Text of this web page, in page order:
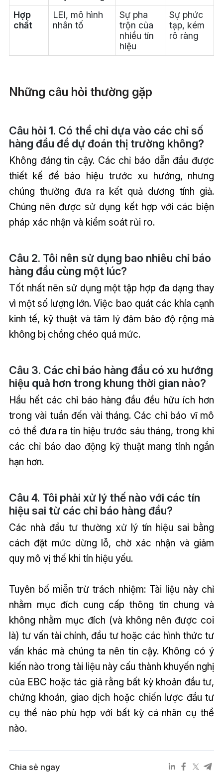
Hợp
chất
LEI, mô hình
nhân tố
Sự pha
trộn của
nhiều tín
hiệu
Sự phức
tạp, kém
rõ ràng
Những câu hỏi thường gặp
Câu hỏi 1. Có thể chỉ dựa vào các chỉ số
hàng đầu để dự đoán thị trường không?
Không đáng tin cậy. Các chỉ báo dẫn đầu được
thiết kế để báo hiệu trước xu hướng, nhưng
chúng thường đưa ra kết quả dương tính giả.
Chúng nên được sử dụng kết hợp với các biện
pháp xác nhận và kiểm soát rủi ro.
Câu 2. Tôi nên sử dụng bao nhiêu chỉ báo
hàng đầu cùng một lúc?
Tốt nhất nên sử dụng một tập hợp đa dạng thay
vì một số lượng lớn. Việc bao quát các khía cạnh
kinh tế, kỹ thuật và tâm lý đảm bảo độ rộng mà
không bị chồng chéo quá mức.
Câu 3. Các chỉ báo hàng đầu có xu hướng
hiệu quả hơn trong khung thời gian nào?
Hầu hết các chỉ báo hàng đầu đều hữu ích hơn
trong vài tuần đến vài tháng. Các chỉ báo vĩ mô
có thể đưa ra tín hiệu trước sáu tháng, trong khi
các chỉ báo dao động kỹ thuật mang tính ngắn
hạn hơn.
Câu 4. Tôi phải xử lý thế nào với các tín
hiệu sai từ các chỉ báo hàng đầu?
Các nhà đầu tư thường xử lý tín hiệu sai bằng
cách đặt mức dừng lỗ, chờ xác nhận và giảm
quy mô vị thế khi tín hiệu yếu.
Tuyên bố miễn trừ trách nhiệm: Tài liệu này chỉ
nhằm mục đích cung cấp thông tin chung và
không nhằm mục đích (và không nên được coi
là) tư vấn tài chính, đầu tư hoặc các hình thức tư
vấn khác mà chúng ta nên tin cậy. Không có ý
kiến nào trong tài liệu này cấu thành khuyến nghị
của EBC hoặc tác giả rằng bất kỳ khoản đầu tư,
chứng khoán, giao dịch hoặc chiến lược đầu tư
cụ thể nào phù hợp với bất kỳ cá nhân cụ thể
nào.
Chia sẻ ngay